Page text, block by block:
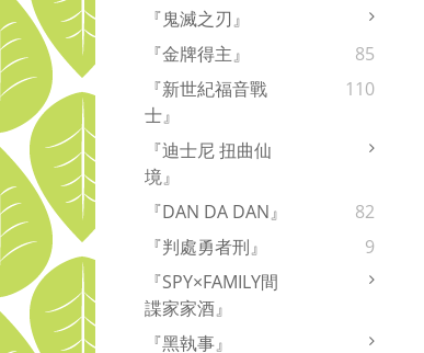
『鬼滅之刃』
『金牌得主』
85
『新世紀福音戰
士』
110
『迪士尼 扭曲仙
境』
『DAN DA DAN』
82
『判處勇者刑』
9
『SPY×FAMILY間
諜家家酒』
『黑執事』